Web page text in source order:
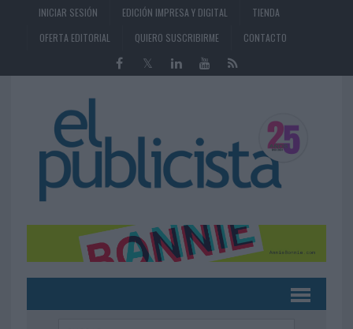
INICIAR SESIÓN EDICIÓN IMPRESA Y DIGITAL
TIENDA
OFERTA EDITORIAL
QUIERO SUSCRIBIRME CONTACTO